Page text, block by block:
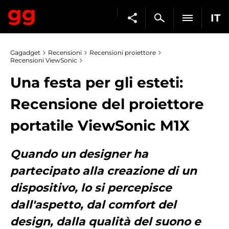
IT
Gagadget Recensioni
Recensioni proiettore
Recensioni ViewSonic
Una festa per gli esteti:
Recensione del proiettore
portatile ViewSonic M1X
Quando un designer ha
partecipato alla creazione di un
dispositivo, lo si percepisce
dall'aspetto, dal comfort del
design, dalla qualità del suono e